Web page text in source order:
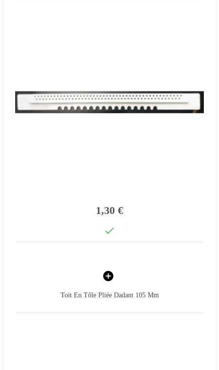
1,30 €

Toit En Tôle Pliée Dadant 105 Mm